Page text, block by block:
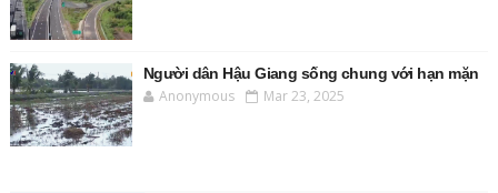
Người dân Hậu Giang sống chung với hạn mặn
Anonymous Mar 23, 2025